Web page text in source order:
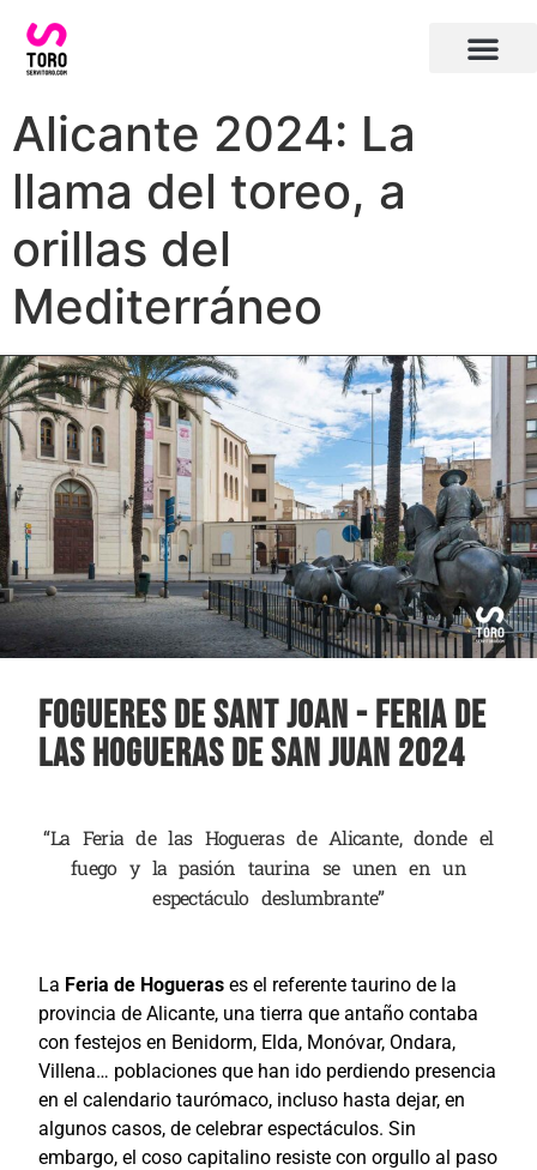
Alicante 2024: La
llama del toreo, a
orillas del
Mediterráneo
Fogueres de Sant Joan - Feria de
las Hogueras de San Juan 2024
“La Feria de las Hogueras de Alicante, donde el
fuego y la pasión taurina se unen en un
espectáculo deslumbrante”
La Feria de Hogueras es el referente taurino de la
provincia de Alicante, una tierra que antaño contaba
con festejos en Benidorm, Elda, Monóvar, Ondara,
Villena… poblaciones que han ido perdiendo presencia
en el calendario taurómaco, incluso hasta dejar, en
algunos casos, de celebrar espectáculos. Sin
embargo, el coso capitalino resiste con orgullo al paso